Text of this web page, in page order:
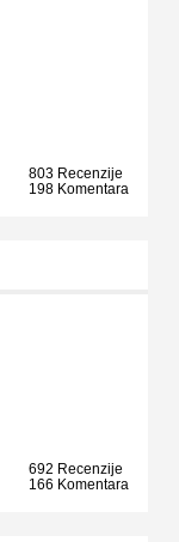
803 Recenzije
198 Komentara
692 Recenzije
166 Komentara